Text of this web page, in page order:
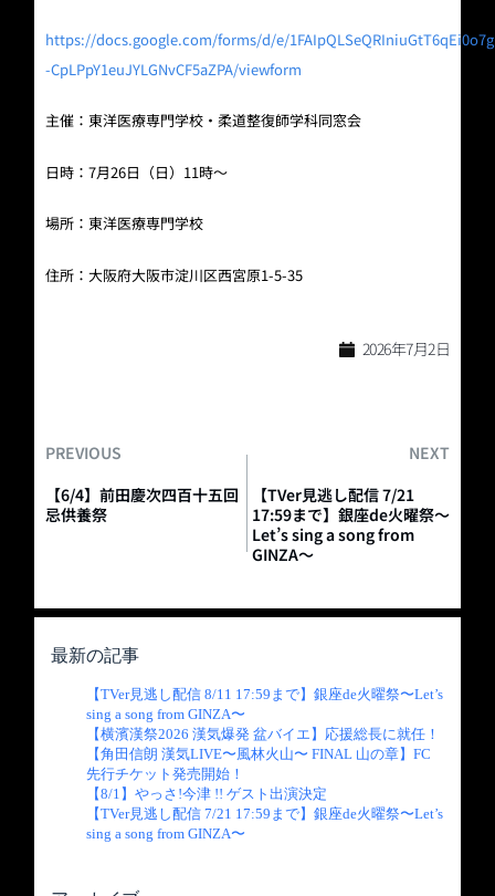
https://docs.google.com/forms/d/e/
-CpLPpY1euJYLGNvCF5aZPA/viewform
主催：東洋医療専門学校・柔道整復師学科同窓会
日時：7月26日（日）11時〜
場所：東洋医療専門学校
住所：大阪府大阪市淀川区西宮原1-5-35
2026年7月2日
PREVIOUS
NEXT
【6/4】前田慶次四百十五回
忌供養祭
【TVer見逃し配信 7/21
17:59まで】銀座de火曜祭〜
Let’s sing a song from
GINZA〜
最新の記事
【TVer見逃し配信 8/11 17:59まで】銀座de火曜祭〜Let’s
sing a song from GINZA〜
【横濱漢祭2026 漢気爆発 盆バイエ】応援総長に就任！
【角田信朗 漢気LIVE〜風林火山〜 FINAL 山の章】FC
先行チケット発売開始！
【8/1】やっさ!今津 !! ゲスト出演決定
【TVer見逃し配信 7/21 17:59まで】銀座de火曜祭〜Let’s
sing a song from GINZA〜